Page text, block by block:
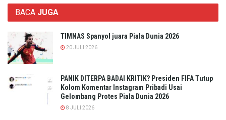
BACA JUGA
TIMNAS Spanyol juara Piala Dunia 2026
20 JULI 2026
PANIK DITERPA BADAI KRITIK? Presiden FIFA Tutup
Kolom Komentar Instagram Pribadi Usai
Gelombang Protes Piala Dunia 2026
8 JULI 2026